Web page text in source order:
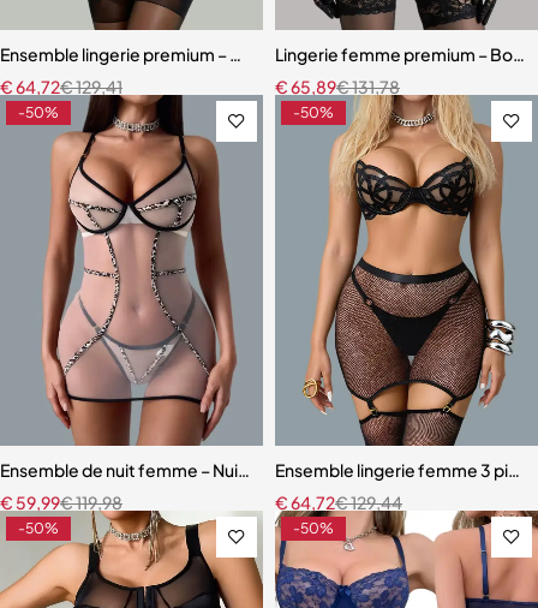
Ensemble lingerie premium – Bas, soutien-gorge et accessoires
€129,41
€64,72
Lingerie femme premium –
€131,78
€65,89
-50%
Ensemble de nuit femme – Nuisette léopard avec coupe fluide et
€119,98
€ 59,99
-50%
Ensemble lingerie femme 3
€129,44
€64,72
-50% -50%